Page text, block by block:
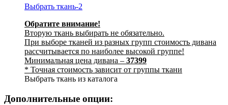
Выбрать ткань-2
Обратите внимание!
Вторую ткань выбирать не обязательно.
При выборе тканей из разных групп стоимость дивана
рассчитывается по наиболее высокой группе!
Минимальная цена дивана – 37399
* Точная стоимость зависит от группы ткани
Выбрать ткань из каталога
Дополнительные опции: